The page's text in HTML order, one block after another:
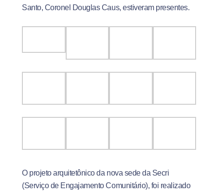
Santo, Coronel Douglas Caus, estiveram presentes.
O projeto arquitetônico da nova sede da Secri
(Serviço de Engajamento Comunitário), foi realizado